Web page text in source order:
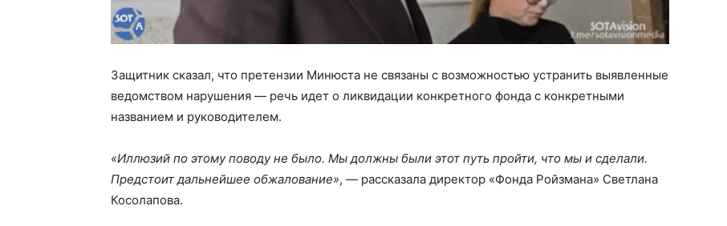
Защитник сказал, что претензии Минюста не связаны с возможностью устранить выявленные
ведомством нарушения — речь идет о ликвидации конкретного фонда с конкретными
названием и руководителем.
«Иллюзий по этому поводу не было. Мы должны были этот путь пройти, что мы и сделали.
Предстоит дальнейшее обжалование», — рассказала директор «Фонда Ройзмана» Светлана
Косолапова.